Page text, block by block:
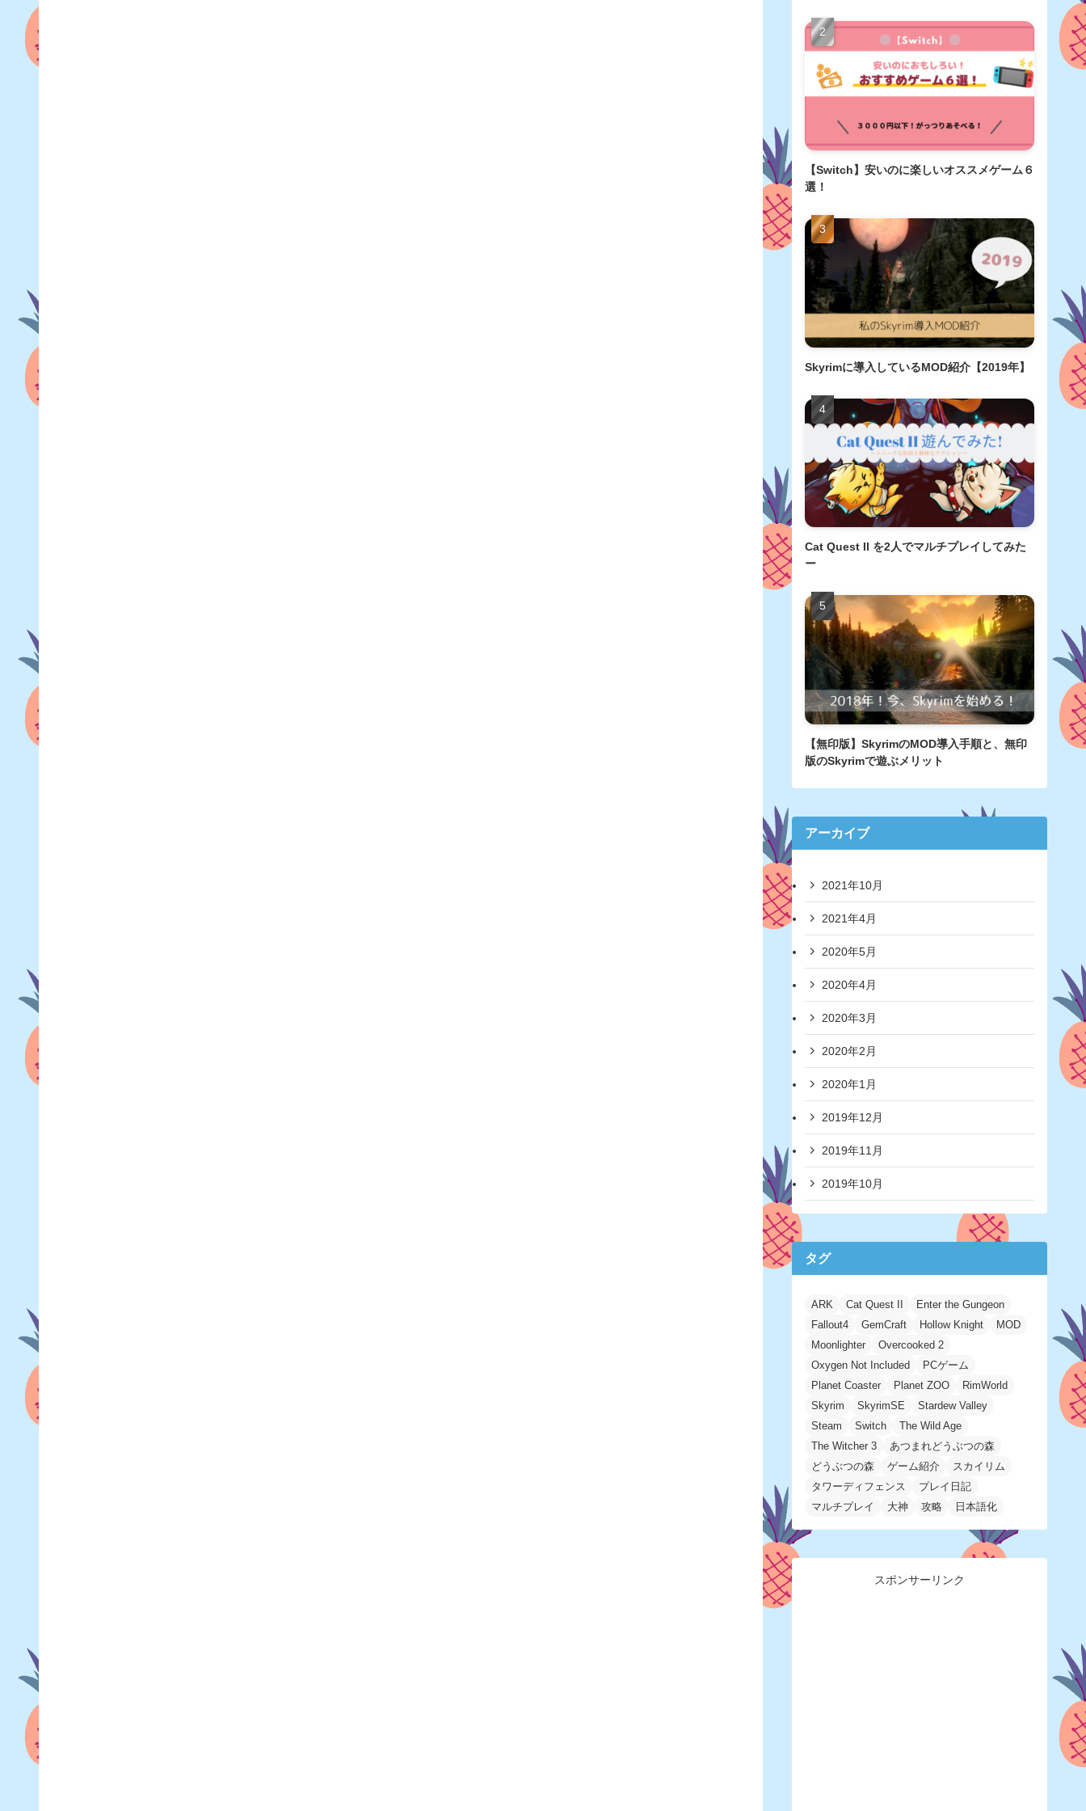
【Switch】安いのに楽しいオススメゲーム６
選！
Skyrimに導入しているMOD紹介【2019年】
Cat Quest II を2人でマルチプレイしてみた
ー
【無印版】SkyrimのMOD導入手順と、無印
版のSkyrimで遊ぶメリット
アーカイブ
2021年10月
2021年4月
2020年5月
2020年4月
2020年3月
2020年2月
2020年1月
2019年12月
2019年11月
2019年10月
タグ
ARK Cat Quest II
Enter the Gungeon
Fallout4
GemCraft Hollow Knight
MOD
Moonlighter
Overcooked 2
Oxygen Not Included
PCゲーム
Planet Coaster
Planet ZOO
RimWorld
Skyrim
SkyrimSE
Stardew Valley
Steam
Switch
The Wild Age
The Witcher 3
あつまれどうぶつの森
どうぶつの森
ゲーム紹介
スカイリム
タワーディフェンス
プレイ日記
マルチプレイ
大神 攻略 日本語化
スポンサーリンク